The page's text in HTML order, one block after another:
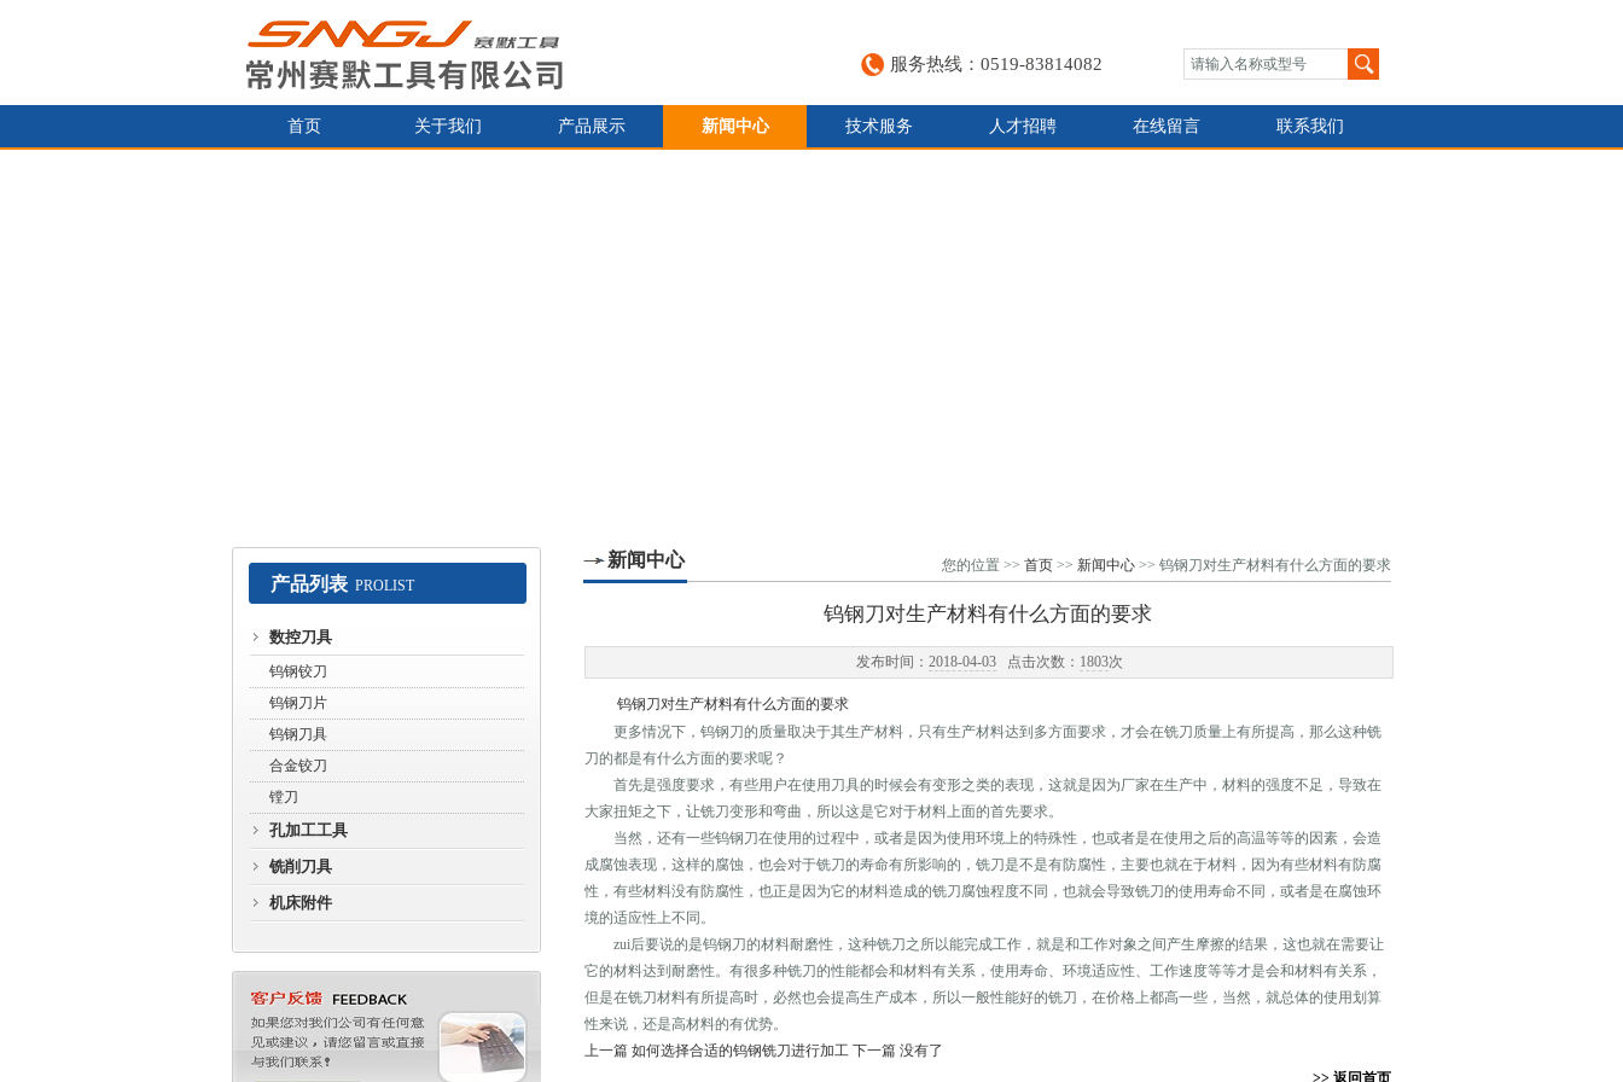
常州赛默工具有限公司
服务热线：0519-83814082
首页 关于我们 产品展示 新闻中心 技术服务 人才招聘 在线留言 联系我们
产品列表 PROLIST
数控刀具
钨钢铰刀
钨钢刀片
钨钢刀具
合金铰刀
镗刀
孔加工工具
铣削刀具
机床附件
新闻中心 您的位置 >> 首页 >> 新闻中心 >> 钨钢刀对生产材料有什么方面的要求
钨钢刀对生产材料有什么方面的要求
发布时间： 2018-04-03点击次数： 1803次
钨钢刀对生产材料有什么方面的要求
更多情况下，钨钢刀的质量取决于其生产材料，只有生产材料达到多方面要求，才会在铣刀质量上有所提高，那么这种铣
刀的都是有什么方面的要求呢？
首先是强度要求，有些用户在使用刀具的时候会有变形之类的表现，这就是因为厂家在生产中，材料的强度不足，导致在
大家扭矩之下，让铣刀变形和弯曲，所以这是它对于材料上面的首先要求。
当然，还有一些钨钢刀在使用的过程中，或者是因为使用环境上的特殊性，也或者是在使用之后的高温等等的因素，会造
成腐蚀表现，这样的腐蚀，也会对于铣刀的寿命有所影响的，铣刀是不是有防腐性，主要也就在于材料，因为有些材料有防腐
性，有些材料没有防腐性，也正是因为它的材料造成的铣刀腐蚀程度不同，也就会导致铣刀的使用寿命不同，或者是在腐蚀环
境的适应性上不同。
zui后要说的是钨钢刀的材料耐磨性，这种铣刀之所以能完成工作，就是和工作对象之间产生摩擦的结果，这也就在需要让
它的材料达到耐磨性。有很多种铣刀的性能都会和材料有关系，使用寿命、环境适应性、工作速度等等才是会和材料有关系，
但是在铣刀材料有所提高时，必然也会提高生产成本，所以一般性能好的铣刀，在价格上都高一些，当然，就总体的使用划算
性来说，还是高材料的有优势。
上一篇 如何选择合适的钨钢铣刀进行加工 下一篇 没有了
>> 返回首页